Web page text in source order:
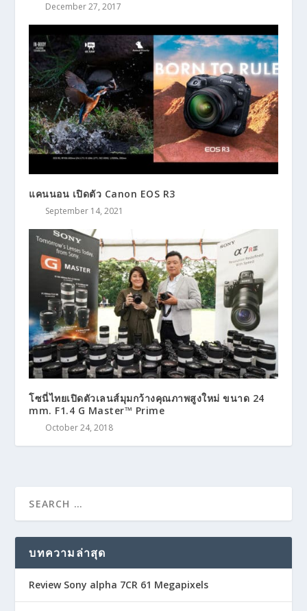
December 27, 2017
แคนนอน เปิดตัว Canon EOS R3
September 14, 2021
โซนี่ไทยเปิดตัวเลนส์มุมกว้างคุณภาพสูงใหม่ ขนาด 24
mm. F1.4 G Master™ Prime
October 24, 2018
บทความล่าสุด
Review Sony alpha 7CR 61 Megapixels